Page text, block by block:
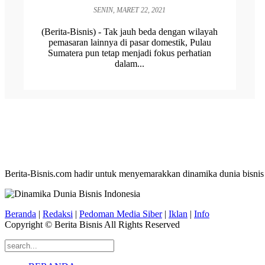
SENIN, MARET 22, 2021
(Berita-Bisnis) - Tak jauh beda dengan wilayah
pemasaran lainnya di pasar domestik, Pulau
Sumatera pun tetap menjadi fokus perhatian
dalam...
Berita-Bisnis.com hadir untuk menyemarakkan dinamika dunia
Beranda | Redaksi | Pedoman Media Siber| Iklan | Info
Copyright © Berita Bisnis All Rights Reserved